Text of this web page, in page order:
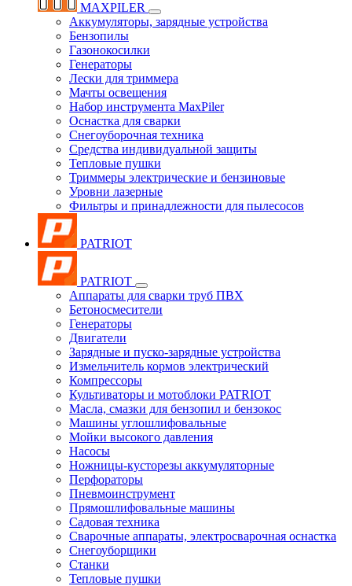
MAXPILER
Аккумуляторы, зарядные устройства
Бензопилы
Газонокосилки
Генераторы
Лески для триммера
Мачты освещения
Набор инструмента MaxPiler
Оснастка для сварки
Снегоуборочная техника
Средства индивидуальной защиты
Тепловые пушки
Триммеры электрические и бензиновые
Уровни лазерные
Фильтры и принадлежности для пылесосов
PATRIOT
PATRIOT
Аппараты для сварки труб ПВХ
Бетоносмесители
Генераторы
Двигатели
Зарядные и пуско-зарядные устройства
Измельчитель кормов электрический
Компрессоры
Культиваторы и мотоблоки PATRIOT
Масла, смазки для бензопил и бензокос
Машины углошлифовальные
Мойки высокого давления
Насосы
Ножницы-кусторезы аккумуляторные
Перфораторы
Пневмоинструмент
Прямошлифовальные машины
Садовая техника
Сварочные аппараты, электросварочная оснастка
Снегоуборщики
Станки
Тепловые пушки